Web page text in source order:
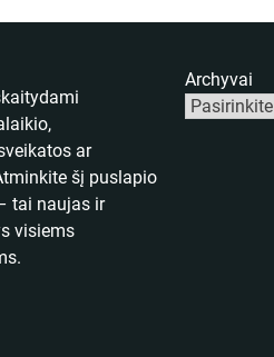
ar
šį puslapio
tai naujas ir
visiems
Archyvai